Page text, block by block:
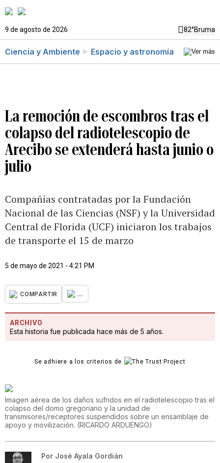
9 de agosto de 2026 82°Bruma
Ciencia y Ambiente Espacio y astronomía
La remoción de escombros tras el
colapso del radiotelescopio de
Arecibo se extenderá hasta junio o
julio
Compañías contratadas por la Fundación
Nacional de las Ciencias (NSF) y la Universidad
Central de Florida (UCF) iniciaron los trabajos
de transporte el 15 de marzo
5 de mayo de 2021 - 4:21 PM
COMPARTIR ...
ARCHIVO
Esta historia fue publicada hace más de 5 años.
Se adhiere a los criterios de
Imagen aérea de los daños sufridos en el radiotelescopio tras el
colapso del domo gregoriano y la unidad de
transmisores/receptores suspendidos sobre un ensamblaje de
apoyo y movilización. (RICARDO ARDUENGO)
Por José Ayala Gordián